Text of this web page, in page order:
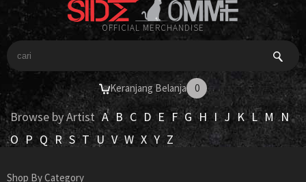
OFFICIAL MERCHANDISE
Keranjang Belanja 0
Browse by Artist A B C D E F G H I J K L M
N
O P Q R S T U V W X Y Z
Shop By Category